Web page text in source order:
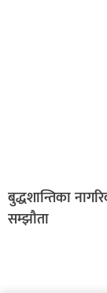
बुद्धशान्तिका
सम्झौता